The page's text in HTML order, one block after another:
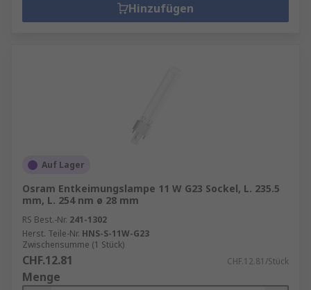
Hinzufügen
Auf Lager
Osram Entkeimungslampe 11 W G23 Sockel, L. 235.5
mm, L. 254 nm ø 28 mm
RS Best.-Nr. 241-1302
Herst. Teile-Nr. HNS-S-11W-G23
Zwischensumme (1 Stück)
CHF.12.81 CHF.12.81/Stück
Menge